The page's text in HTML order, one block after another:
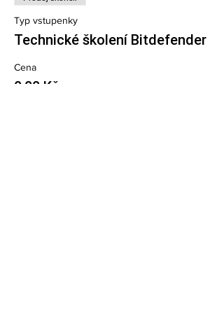
Typ vstupenky
Technické školení Bitdefender
Cena
0,00 Kč